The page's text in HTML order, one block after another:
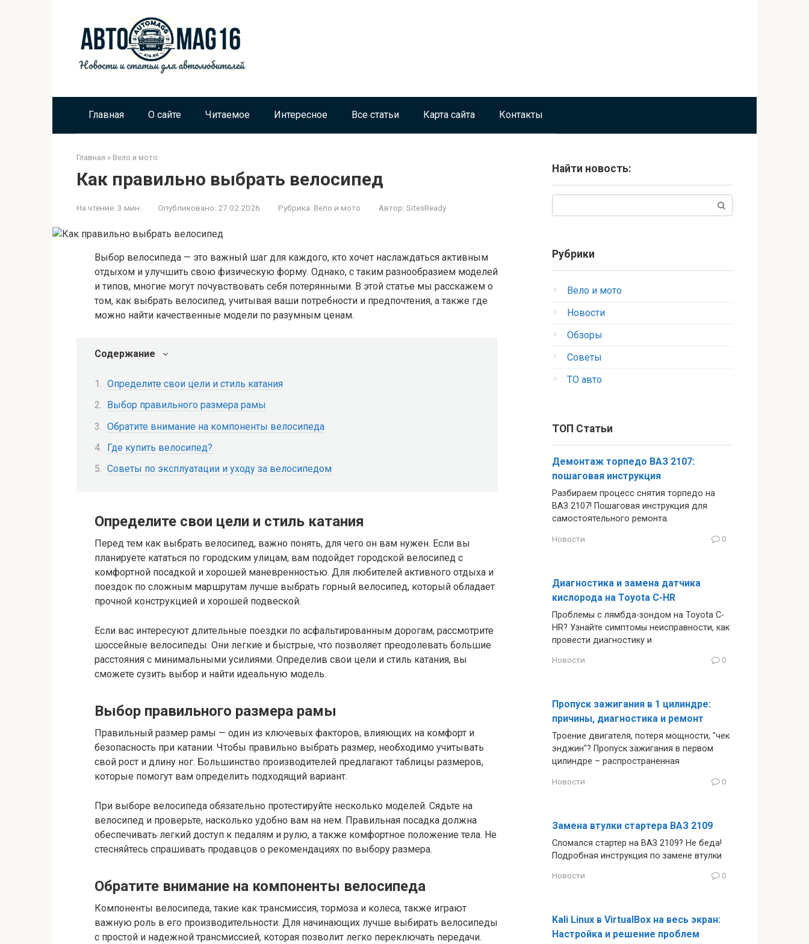
Главная О сайте Читаемое Интересное Все статьи Карта сайта Контакты
Главная » Вело и мото
Как правильно выбрать велосипед
На чтение: 3 мин Опубликовано: 27.02.2026 Рубрика: Вело и мото Автор: SitesReady
Выбор велосипеда — это важный шаг для каждого, кто хочет наслаждаться активным
отдыхом и улучшить свою физическую форму. Однако, с таким разнообразием моделей
и типов, многие могут почувствовать себя потерянными. В этой статье мы расскажем о
том, как выбрать велосипед, учитывая ваши потребности и предпочтения, а также где
можно найти качественные модели по разумным ценам.
Содержание
Определите свои цели и стиль катания
Выбор правильного размера рамы
Обратите внимание на компоненты велосипеда
Где купить велосипед?
Советы по эксплуатации и уходу за велосипедом
Определите свои цели и стиль катания
Перед тем как выбрать велосипед, важно понять, для чего он вам нужен. Если вы
планируете кататься по городским улицам, вам подойдет городской велосипед с
комфортной посадкой и хорошей маневренностью. Для любителей активного отдыха и
поездок по сложным маршрутам лучше выбрать горный велосипед, который обладает
прочной конструкцией и хорошей подвеской.
Если вас интересуют длительные поездки по асфальтированным дорогам, рассмотрите
шоссейные велосипеды. Они легкие и быстрые, что позволяет преодолевать большие
расстояния с минимальными усилиями. Определив свои цели и стиль катания, вы
сможете сузить выбор и найти идеальную модель.
Выбор правильного размера рамы
Правильный размер рамы — один из ключевых факторов, влияющих на комфорт и
безопасность при катании. Чтобы правильно выбрать размер, необходимо учитывать
свой рост и длину ног. Большинство производителей предлагают таблицы размеров,
которые помогут вам определить подходящий вариант.
При выборе велосипеда обязательно протестируйте несколько моделей. Сядьте на
велосипед и проверьте, насколько удобно вам на нем. Правильная посадка должна
обеспечивать легкий доступ к педалям и рулю, а также комфортное положение тела. Не
стесняйтесь спрашивать продавцов о рекомендациях по выбору размера.
Обратите внимание на компоненты велосипеда
Компоненты велосипеда, такие как трансмиссия, тормоза и колеса, также играют
важную роль в его производительности. Для начинающих лучше выбирать велосипеды
с простой и надежной трансмиссией, которая позволит легко переключать передачи.
Найти новость:
Рубрики
Вело и мото
Новости
Обзоры
Советы
ТО авто
ТОП Статьи
Демонтаж торпедо ВАЗ 2107:
пошаговая инструкция
Разбираем процесс снятия торпедо на
ВАЗ 2107! Пошаговая инструкция для
самостоятельного ремонта.
Новости 0
Диагностика и замена датчика
кислорода на Toyota C-HR
Проблемы с лямбда-зондом на Toyota C-
HR? Узнайте симптомы неисправности, как
провести диагностику и
Новости 0
Пропуск зажигания в 1 цилиндре:
причины, диагностика и ремонт
Троение двигателя, потеря мощности, "чек
энджин"? Пропуск зажигания в первом
цилиндре – распространенная
Новости 0
Замена втулки стартера ВАЗ 2109
Сломался стартер на ВАЗ 2109? Не беда!
Подробная инструкция по замене втулки
Новости 0
Kali Linux в VirtualBox на весь экран:
Настройка и решение проблем